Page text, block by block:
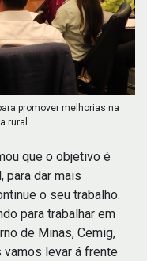
promover melhorias na
rural
que o objetivo é
para dar mais
o seu trabalho.
para trabalhar em
de Minas, Cemig,
levar á frente